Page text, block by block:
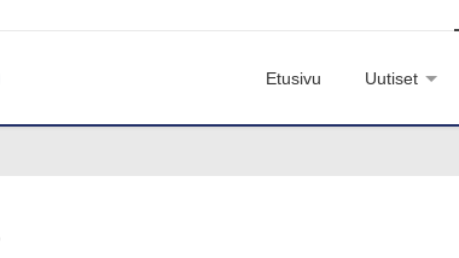
Etusivu Uutiset